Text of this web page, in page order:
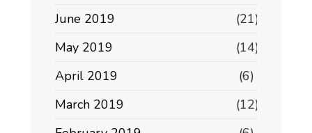
June 2019
(21)
May 2019
(14)
April 2019
(6)
March 2019
(12)